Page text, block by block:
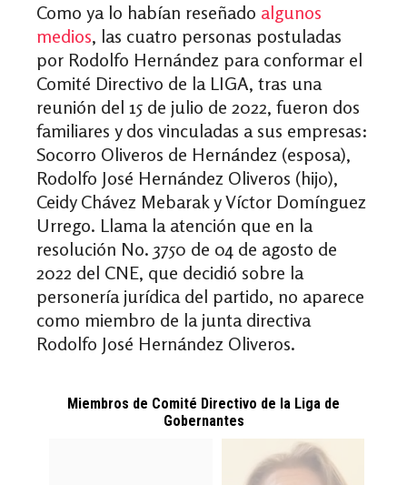
Como ya lo habían reseñado algunos
medios, las cuatro personas postuladas
por Rodolfo Hernández para conformar el
Comité Directivo de la LIGA, tras una
reunión del 15 de julio de 2022, fueron dos
familiares y dos vinculadas a sus empresas:
Socorro Oliveros de Hernández (esposa),
Rodolfo José Hernández Oliveros (hijo),
Ceidy Chávez Mebarak y Víctor Domínguez
Urrego. Llama la atención que en la
resolución No. 3750 de 04 de agosto de
2022 del CNE, que decidió sobre la
personería jurídica del partido, no aparece
como miembro de la junta directiva
Rodolfo José Hernández Oliveros.